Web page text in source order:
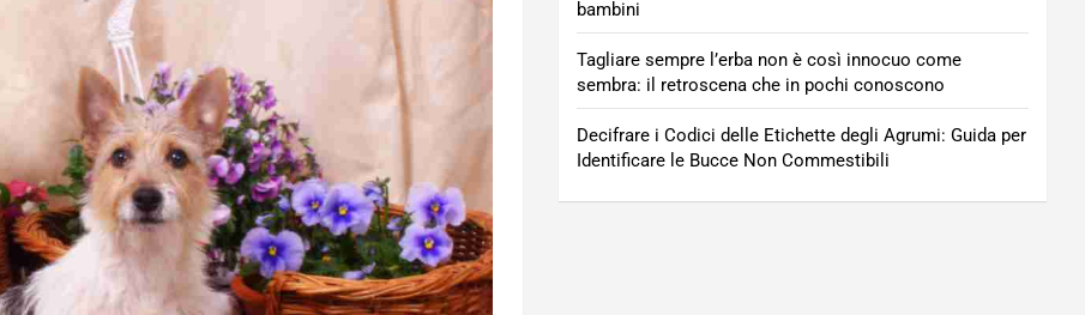
bambini
Tagliare sempre l’erba non è così innocuo come
sembra: il retroscena che in pochi conoscono
Decifrare i Codici delle Etichette degli Agrumi: Guida per
Identificare le Bucce Non Commestibili